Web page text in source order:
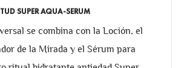
SUPER AQUA-SERUM
se combina con la Loción, el
de la Mirada y el Sérum para